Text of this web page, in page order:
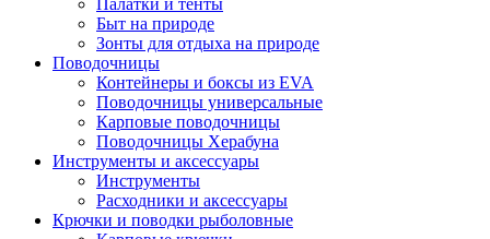
Быт на природе
Зонты для отдыха на природе
Поводочницы
Контейнеры и боксы из EVA
Поводочницы универсальные
Карповые поводочницы
Поводочницы Херабуна
Инструменты и аксессуары
Инструменты
Расходники и аксессуары
Крючки и поводки рыболовные